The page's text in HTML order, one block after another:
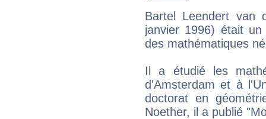
Bartel Leendert van
janvier 1996) était
des mathématiques
Il a étudié les
d'Amsterdam et à
doctorat en
Noether, il a publié